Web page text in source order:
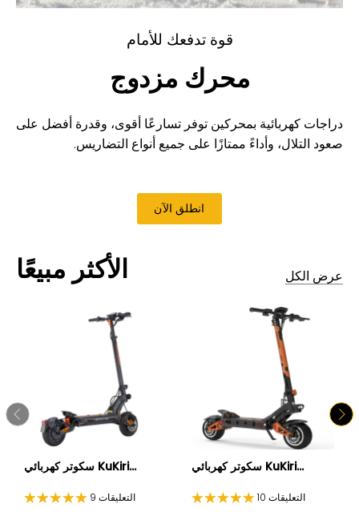
قوة تدفعك للأمام
محرك مزدوج
دراجات كهربائية بمحركين توفر تسارعًا أقوى، وقدرة أفضل على
صعود التلال، وأداءً ممتازًا على جميع أنواع التضاريس.
انطلق الآن
الأكثر مبيعًا عرض الكل
سكوتر كهربائي KuKiri...
9 التعليقات
سكوتر كهربائي KuKiri...
10 التعليقات